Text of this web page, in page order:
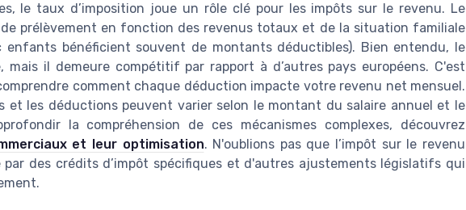
le taux d’imposition joue un rôle clé pour les impôts sur le revenu. Le
prélèvement en fonction des revenus totaux et de la situation familiale
enfants bénéficient souvent de montants déductibles). Bien entendu, le
mais il demeure compétitif par rapport à d’autres pays européens. C'est
comment chaque déduction impacte votre revenu net mensuel.
et les déductions peuvent varier selon le montant du salaire annuel et le
la compréhension de ces mécanismes complexes, découvrez
et leur optimisation. N'oublions pas que l’impôt sur le revenu
des crédits d’impôt spécifiques et d'autres ajustements législatifs qui